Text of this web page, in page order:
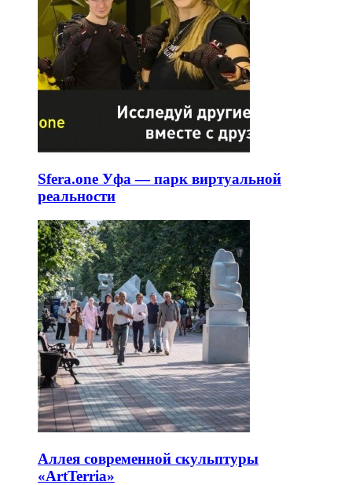
Sfera.one Уфа — парк виртуальной
реальности
Аллея современной скульптуры
«ArtTerria»